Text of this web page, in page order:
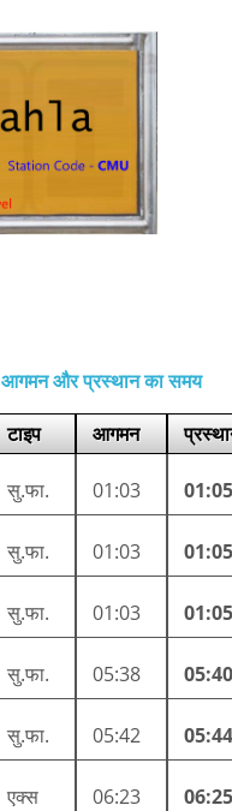
आगमन और प्रस्थान का समय
टाइप आगमन
सु.फा. 01:03 01:05
सु.फा. 01:03 01:05
सु.फा. 01:03 01:05
सु.फा. 05:38 05:40
सु.फा. 05:42 05:44
एक्स 06:23 06:25